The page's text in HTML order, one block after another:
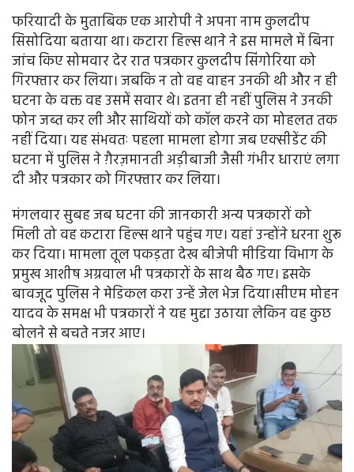
फरियादी के मुताबिक एक आरोपी ने अपना नाम कुलदीप
सिसोदिया बताया था। कटारा हिल्स थाने ने इस मामले में बिना
जांच किए सोमवार देर रात पत्रकार कुलदीप सिंगोरिया को
गिरफ्तार कर लिया। जबकि न तो वह वाहन उनकी थी और न ही
घटना के वक्त वह उसमें सवार थे। इतना ही नहीं पुलिस ने उनकी
फोन जब्त कर ली और साथियों को कॉल करने का मोहलत तक
नहीं दिया। यह संभवतः पहला मामला होगा जब एक्सीडेंट की
घटना में पुलिस ने ग़ैरज़मानती अड़ीबाजी जैसी गंभीर धाराएं लगा
दी और पत्रकार को गिरफ्तार कर लिया।
मंगलवार सुबह जब घटना की जानकारी अन्य पत्रकारों को
मिली तो वह कटारा हिल्स थाने पहुंच गए। यहां उन्होंने धरना शुरू
कर दिया। मामला तूल पकड़ता देख बीजेपी मीडिया विभाग के
प्रमुख आशीष अग्रवाल भी पत्रकारों के साथ बैठ गए। इसके
बावजूद पुलिस ने मेडिकल करा उन्हें जेल भेज दिया।सीएम मोहन
यादव के समक्ष भी पत्रकारों ने यह मुद्दा उठाया लेकिन वह कुछ
बोलने से बचते नजर आए।